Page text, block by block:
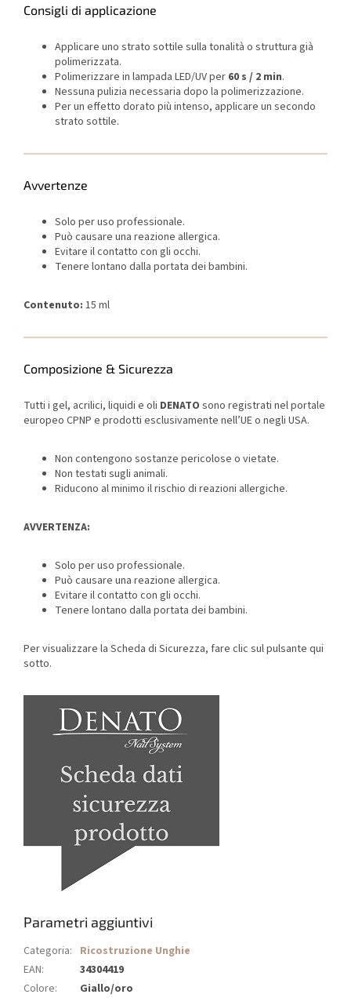
Consigli di applicazione
Applicare uno strato sottile sulla tonalità o struttura già
polimerizzata.
Polimerizzare in lampada LED/UV per 60 s / 2 min.
Nessuna pulizia necessaria dopo la polimerizzazione.
Per un effetto dorato più intenso, applicare un secondo
strato sottile.
Avvertenze
Solo per uso professionale.
Può causare una reazione allergica.
Evitare il contatto con gli occhi.
Tenere lontano dalla portata dei bambini.
Contenuto: 15 ml
Composizione & Sicurezza
Tutti i gel, acrilici, liquidi e oli DENATO sono registrati nel portale
europeo CPNP e prodotti esclusivamente nell’UE o negli USA.
Non contengono sostanze pericolose o vietate.
Non testati sugli animali.
Riducono al minimo il rischio di reazioni allergiche.
AVVERTENZA:
Solo per uso professionale.
Può causare una reazione allergica.
Evitare il contatto con gli occhi.
Tenere lontano dalla portata dei bambini.
Per visualizzare la Scheda di Sicurezza, fare clic sul pulsante qui
sotto.
Parametri aggiuntivi
Categoria: Ricostruzione Unghie
EAN:
34304419
Colore:
Giallo/oro